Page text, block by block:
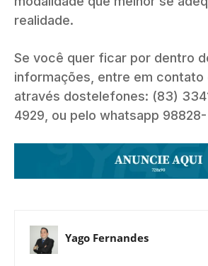
realidade.
Se você quer ficar por dentro
informações, entre em contato
através dostelefones: (83)
4929, ou pelo whatsapp 98828-
Yago Fernandes